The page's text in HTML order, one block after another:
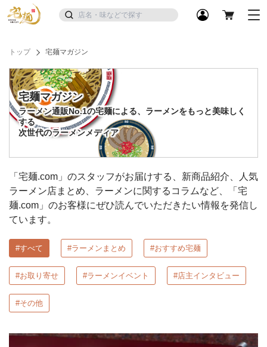
トップ 宅麺マガジン
宅麺マガジン
ラーメン通販No.1の宅麺による、ラーメンをもっと美味しく
する
次世代のラーメンメディア
「宅麺.com」のスタッフがお届けする、新商品紹介、人気
ラーメン店まとめ、ラーメンに関するコラムなど、「宅
麺.com」のお客様にぜひ読んでいただきたい情報を発信し
ています。
#すべて #ラーメンまとめ #おすすめ宅麺
#お取り寄せ #ラーメンイベント #店主インタビュー
#その他